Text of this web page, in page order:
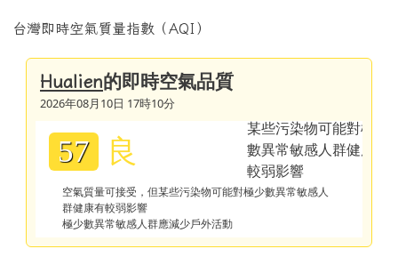
台灣即時空氣質量指數（AQI）
Hualien的即時空氣品質
2026年08月10日 17時10分
57 良
空氣質量可接受，但某些污染物可能對極少數異常敏感人
群健康有較弱影響
極少數異常敏感人群應減少戶外活動